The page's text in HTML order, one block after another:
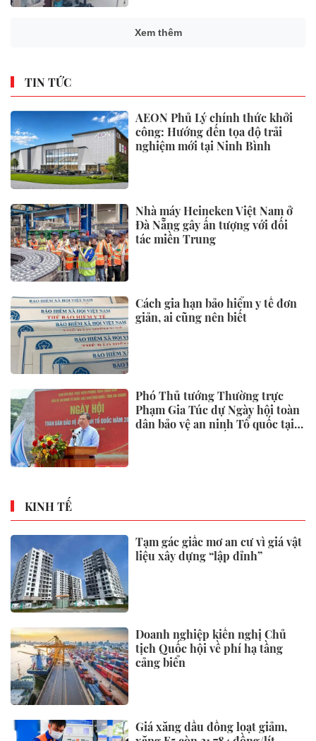
Xem thêm
TIN TỨC
AEON Phủ Lý chính thức khởi
công: Hướng đến tọa độ trải
nghiệm mới tại Ninh Bình
Nhà máy Heineken Việt Nam ở
Đà Nẵng gây ấn tượng với đối
tác miền Trung
Cách gia hạn bảo hiểm y tế đơn
giản, ai cũng nên biết
Phó Thủ tướng Thường trực
Phạm Gia Túc dự Ngày hội toàn
dân bảo vệ an ninh Tổ quốc tại
KINH TẾ
Tạm gác giấc mơ an cư vì giá vật
liệu xây dựng “lập đỉnh”
Doanh nghiệp kiến nghị Chủ
tịch Quốc hội về phí hạ tầng
cảng biển
Giá xăng dầu đồng loạt giảm,